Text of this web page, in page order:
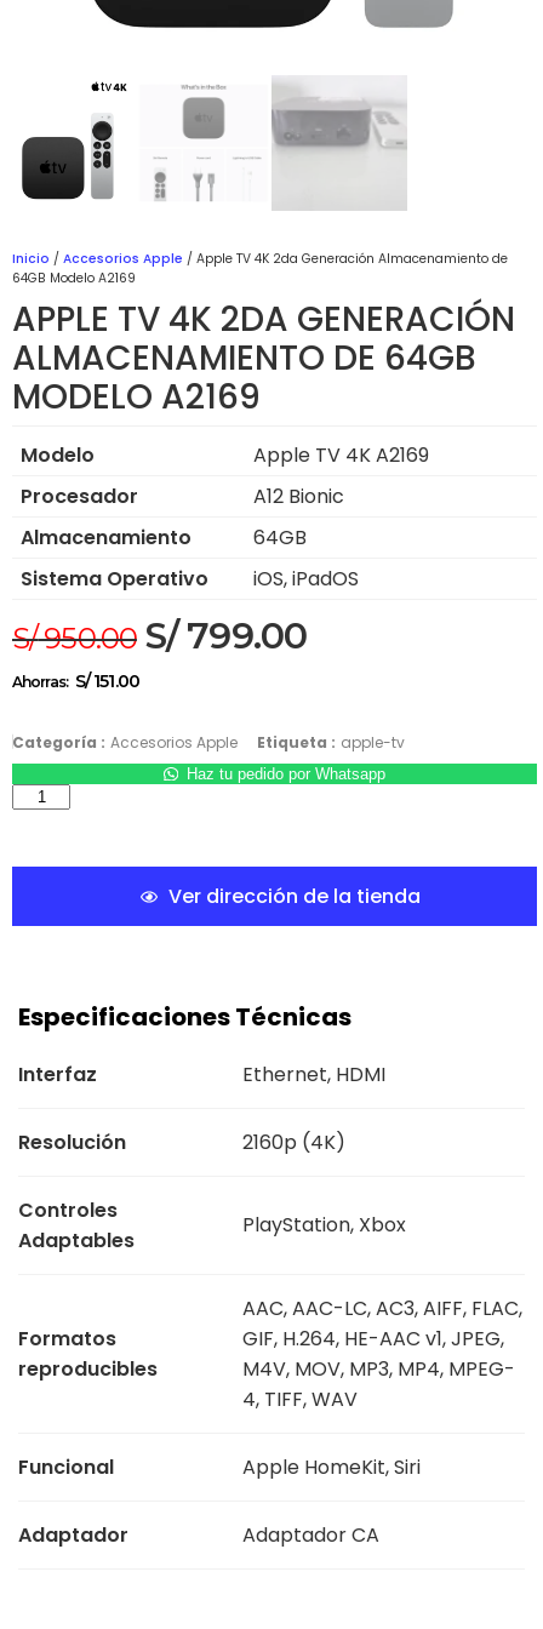
Inicio / Accesorios Apple / Apple TV 4K 2da Generación Almacenamiento de
64GB Modelo A2169
APPLE TV 4K 2DA GENERACIÓN
ALMACENAMIENTO DE 64GB
MODELO A2169
Modelo
Apple TV 4K A2169
Procesador
A12 Bionic
Almacenamiento
64GB
Sistema Operativo
iOS, iPadOS
S/950.00 S/799.00
Ahorras: S/151.00
Categoría : Accesorios Apple Etiqueta : apple-tv
Haz tu pedido por Whatsapp
Ver dirección de la tienda
Especificaciones Técnicas
Interfaz Ethernet, HDMI
Resolución 2160p (4K)
Controles
Adaptables
PlayStation, Xbox
Formatos
reproducibles
AAC, AAC-LC, AC3, AIFF, FLAC,
GIF, H.264, HE-AAC v1, JPEG,
M4V, MOV, MP3, MP4, MPEG-
4, TIFF, WAV
Funcional Apple HomeKit, Siri
Adaptador Adaptador CA